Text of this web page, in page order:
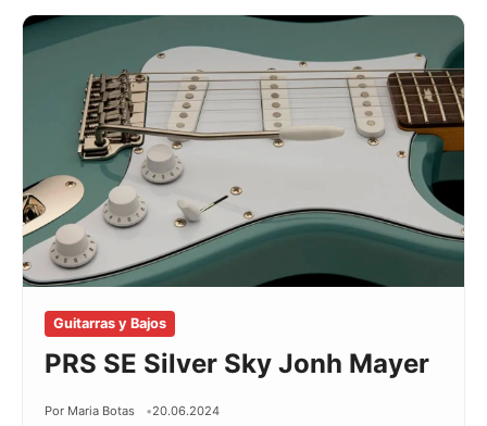
Guitarras y Bajos
PRS SE Silver Sky Jonh Mayer
Por Maria Botas 20.06.2024